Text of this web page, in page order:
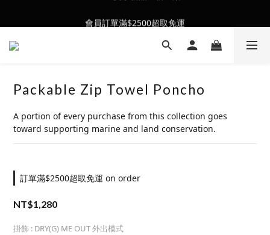
Packable Zip Towel Poncho
A portion of every purchase from this collection goes
toward supporting marine and land conservation.
訂單滿$2500超取免運 on order
NT$1,280
掛飾 : DRY(G) ME OUT 外出模式